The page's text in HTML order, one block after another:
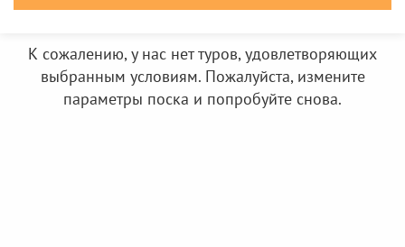
К сожалению, у нас нет туров, удовлетворяющих
выбранным условиям. Пожалуйста, измените
параметры поска и попробуйте снова.